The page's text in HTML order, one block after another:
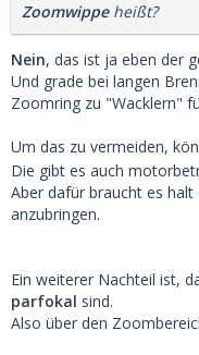
Zoomwippe heißt?
Nein, das ist ja eben der
Und grade bei langen
Zoomring zu "Wacklern"
Um das zu vermeiden,
Die gibt es auch
Aber dafür braucht es halt
anzubringen.
Ein weiterer Nachteil ist,
parfokal sind.
Also über den